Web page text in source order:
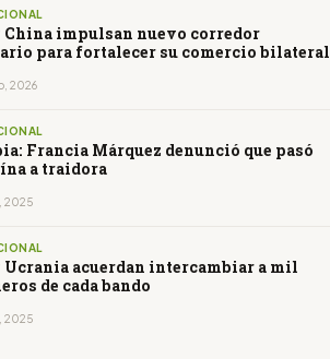
China impulsan nuevo corredor
para fortalecer su comercio bilateral
2026
Francia Márquez denunció que pasó
a traidora
2025
Ucrania acuerdan intercambiar a mil
de cada bando
2025